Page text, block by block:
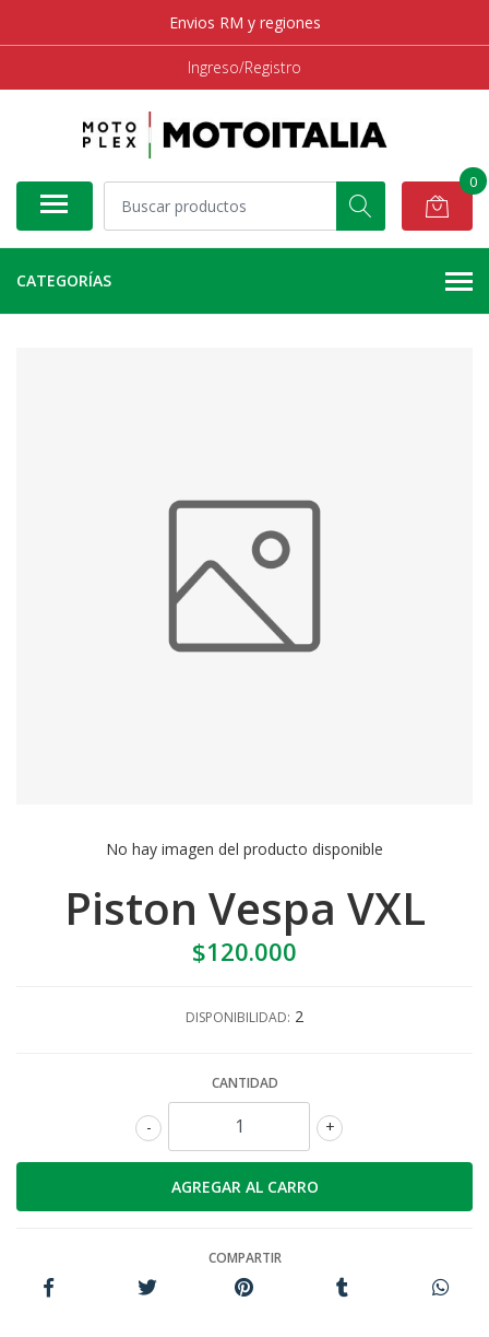
Envios RM y regiones
Ingreso/Registro
0
CATEGORÍAS
No hay imagen del producto disponible
Piston Vespa VXL
$120.000
DISPONIBILIDAD: 2
CANTIDAD
+
-
COMPARTIR